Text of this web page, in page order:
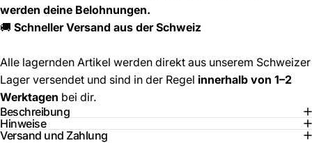
werden deine Belohnungen.
🚚 Schneller Versand aus der Schweiz
Alle lagernden Artikel werden direkt aus unserem Schweizer
Lager versendet und sind in der Regel innerhalb von 1–2
Werktagen bei dir.
Beschreibung
Hinweise
Versand und Zahlung